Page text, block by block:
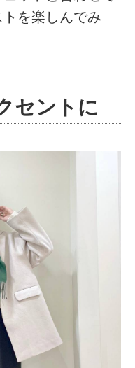
を楽しんでみ
セントに